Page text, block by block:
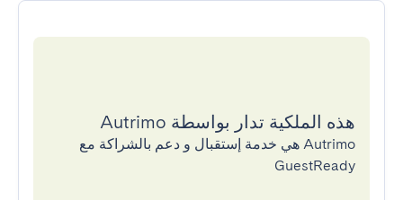
هذه الملكية تدار بواسطة Autrimo
Autrimo هي خدمة إستقبال و دعم بالشراكة مع
GuestReady